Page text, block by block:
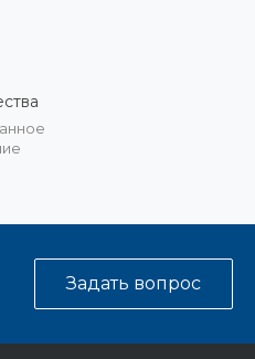
Задать вопрос